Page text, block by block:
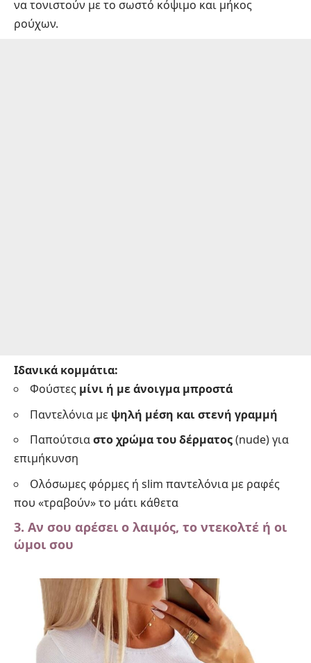
να τονιστούν με το σωστό κόψιμο και μήκος
ρούχων.
Ιδανικά κομμάτια:
Φούστες μίνι ή με άνοιγμα μπροστά
Παντελόνια με ψηλή μέση και στενή γραμμή
Παπούτσιαστο χρώμα του δέρματος(nude) για
επιμήκυνση
Ολόσωμες φόρμες ή slim παντελόνια με ραφές
που «τραβούν» το μάτι κάθετα
3. Αν σου αρέσει ο λαιμός, το ντεκολτέ ή οι
ώμοι σου